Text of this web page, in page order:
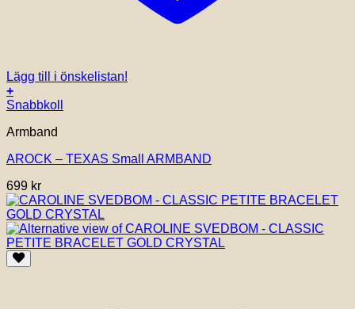
Lägg till i önskelistan!
+
Snabbkoll
Armband
AROCK – TEXAS Small ARMBAND
699 kr